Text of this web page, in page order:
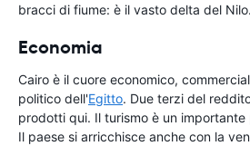
bracci di fiume: è il vasto delta del Nilo.
Economia
Cairo è il cuore economico,
politico dell'Egitto. Due terzi del
prodotti qui. Il turismo è un importante
Il paese si arricchisce anche con la